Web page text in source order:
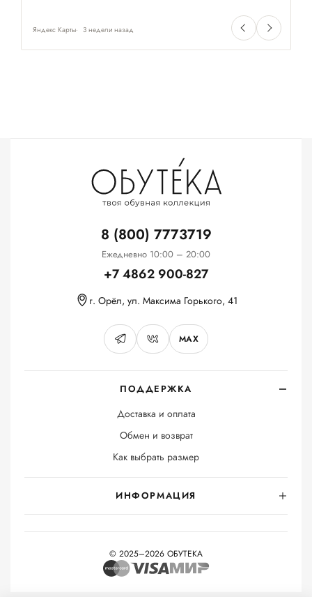
Яндекс Карты 3 недели назад
ПОДДЕРЖКА
Доставка и оплата
Обмен и возврат
Как выбрать размер
ИНФОРМАЦИЯ
8 (800) 7773719
Ежедневно 10:00 – 20:00
+7 4862 900-827
г. Орёл, ул. Максима Горького, 41
MAX
© 2025–2026 ОБУТЕКА